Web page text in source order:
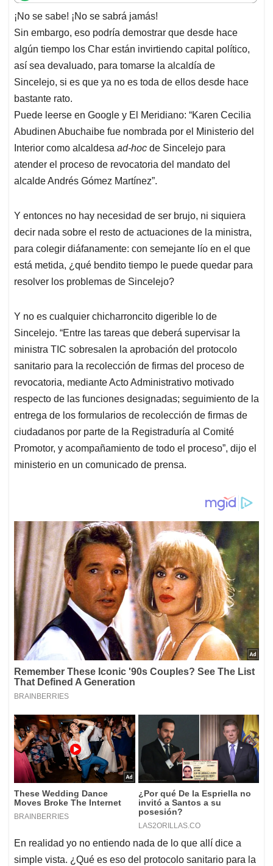
t
s
A
p
p
e
b
o
o
k
k
e
d
I
n
i
l
e
a
d
s
¡No se sabe! ¡No se sabrá jamás!
Sin embargo, eso podría demostrar que desde hace
algún tiempo los Char están invirtiendo capital político,
así sea devaluado, para tomarse la alcaldía de
Sincelejo, si es que ya no es toda de ellos desde hace
bastante rato.
Puede leerse en Google y El Meridiano: “Karen Cecilia
Abudinen Abuchaibe fue nombrada por el Ministerio del
Interior como alcaldesa ad-hoc de Sincelejo para
atender el proceso de revocatoria del mandato del
alcalde Andrés Gómez Martínez”.
Y entonces no hay necesidad de ser brujo, ni siquiera
decir nada sobre el resto de actuaciones de la ministra,
para colegir diáfanamente: con semejante lío en el que
está metida, ¿qué bendito tiempo le puede quedar para
resolver los problemas de Sincelejo?
Y no es cualquier chicharroncito digerible lo de
Sincelejo. “Entre las tareas que deberá supervisar la
ministra TIC sobresalen la aprobación del protocolo
sanitario para la recolección de firmas del proceso de
revocatoria, mediante Acto Administrativo motivado
respecto de las funciones designadas; seguimiento de la
entrega de los formularios de recolección de firmas de
ciudadanos por parte de la Registraduría al Comité
Promotor, y acompañamiento de todo el proceso”, dijo el
ministerio en un comunicado de prensa.
En realidad yo no entiendo nada de lo que allí dice a
simple vista. ¿Qué es eso del protocolo sanitario para la